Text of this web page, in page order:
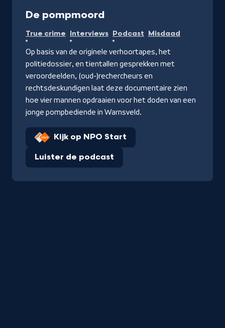
De pompmoord
True crime Interviews Podcast Misdaad
Op basis van de originele verhoortapes, het
politiedossier, en tientallen gesprekken met
veroordeelden, (oud-)rechercheurs en
rechtsdeskundigen laat deze documentaire zien
hoe vier mannen opdraaien voor het doden van een
jonge pompbediende in Warnsveld.
Kijk op NPO Start
Luister de podcast